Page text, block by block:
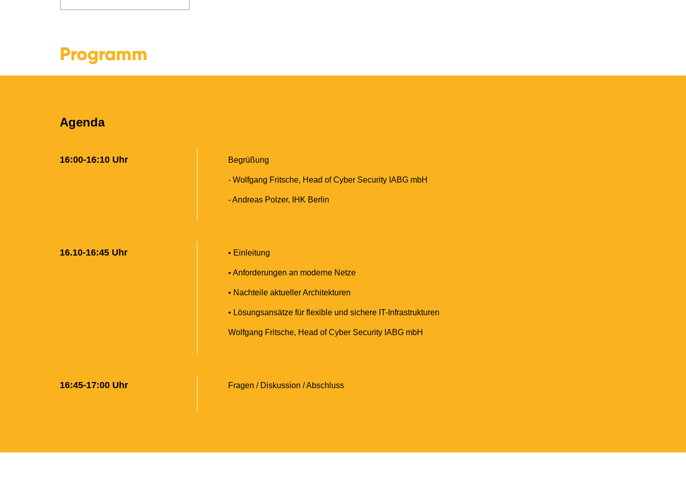
Programm
Agenda
16:00-16:10 Uhr Begrüßung
- Wolfgang Fritsche, Head of Cyber Security IABG mbH
- Andreas Polzer, IHK Berlin
16.10-16:45 Uhr • Einleitung
• Anforderungen an moderne Netze
• Nachteile aktueller Architekturen
• Lösungsansätze für flexible und sichere IT-Infrastrukturen
Wolfgang Fritsche, Head of Cyber Security IABG mbH
16:45-17:00 Uhr Fragen / Diskussion / Abschluss